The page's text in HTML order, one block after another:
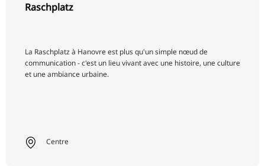
Raschplatz
La Raschplatz à Hanovre est plus qu'un simple nœud de
communication - c'est un lieu vivant avec une histoire, une culture
et une ambiance urbaine.
Centre